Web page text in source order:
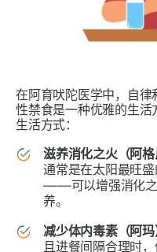
在阿育吠陀医学中，自
性禁食是一种优雅的生
生活方式：
滋养消化之火（阿格
通常是在太阳最旺盛
——可以增强消化之
养。
减少体内毒素（阿玛
且进餐间隔合理时